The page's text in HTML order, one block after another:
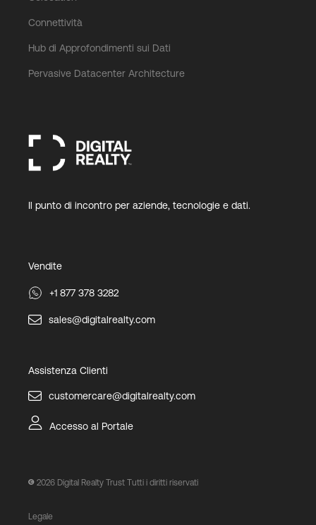
Connettività
Hub di Approfondimenti sui Dati
Pervasive Datacenter Architecture
Il punto di incontro per aziende, tecnologie e dati.
Vendite
+1 877 378 3282
sales@digitalrealty.com
Assistenza Clienti
customercare@digitalrealty.com
Accesso al Portale
2026 Digital Realty Trust Tutti i diritti riservati
Legale